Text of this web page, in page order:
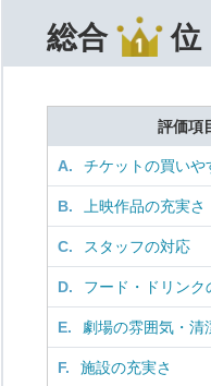
総合 位
評価項
A. チケットの買いや
B. 上映作品の充実さ
C. スタッフの対応
D. フード・ドリンク
E. 劇場の雰囲気・清
F. 施設の充実さ